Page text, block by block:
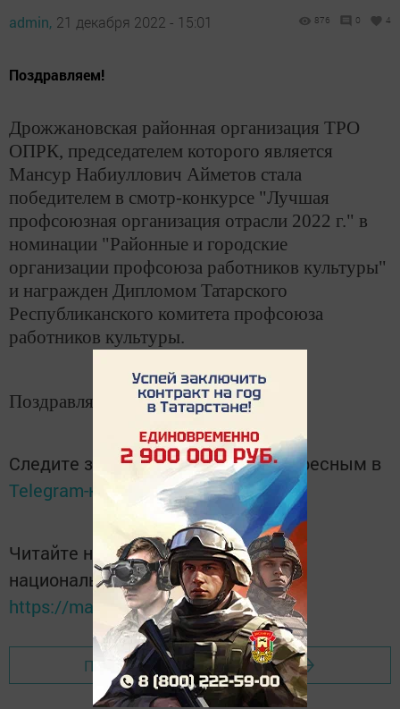
admin, 21 декабря 2022 - 15:01 876 0 4
Поздравляем!
Дрожжановская районная организация ТРО
ОПРК, председателем которого является
Мансур Набиуллович Айметов стала
победителем в смотр-конкурсе "Лучшая
профсоюзная организация отрасли 2022 г." в
номинации "Районные и городские
организации профсоюза работников культуры"
и награжден Дипломом Татарского
Республиканского комитета профсоюза
работников культуры.
Поздравляем!
Следите за самым важным и интересным в
Telegram-канале
Татмедиа
Читайте новости Татарстана в
национальном мессенджере MАХ:
https://max.ru/tatmedia
Перейти на страницу новости